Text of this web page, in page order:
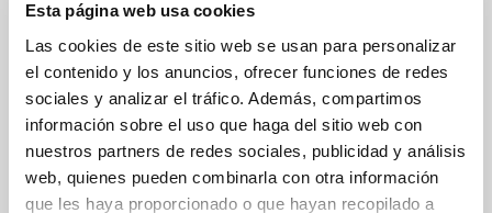
Esta página web usa cookies
Las cookies de este sitio web se usan para personalizar
el contenido y los anuncios, ofrecer funciones de redes
sociales y analizar el tráfico. Además, compartimos
información sobre el uso que haga del sitio web con
nuestros partners de redes sociales, publicidad y análisis
web, quienes pueden combinarla con otra información
que les haya proporcionado o que hayan recopilado a
CATEGORIES
Bebés
Drenaje Linfático
Estiramientos
Fisioterapia
Nutrición
Osteopatía